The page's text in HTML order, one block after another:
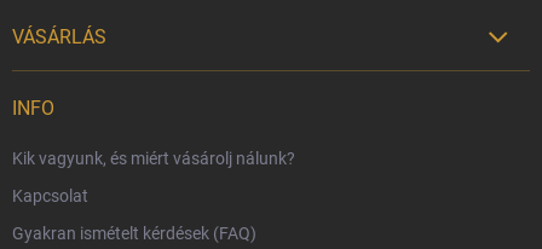
VÁSÁRLÁS 
Harry Potter bolt Magyarország
Rendelésem
Reklamáció és visszáru
INFO
Kik vagyunk, és miért vásárolj nálunk?
Kapcsolat
Gyakran ismételt kérdések (FAQ)